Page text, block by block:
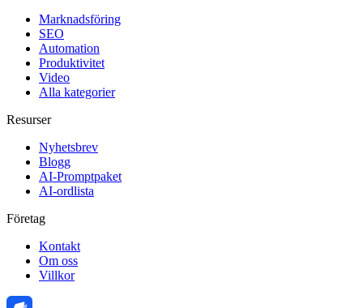
Marknadsföring
SEO
Automation
Produktivitet
Video
Alla kategorier
Resurser
Nyhetsbrev
Blogg
AI-Promptpaket
AI-ordlista
Företag
Kontakt
Om oss
Villkor